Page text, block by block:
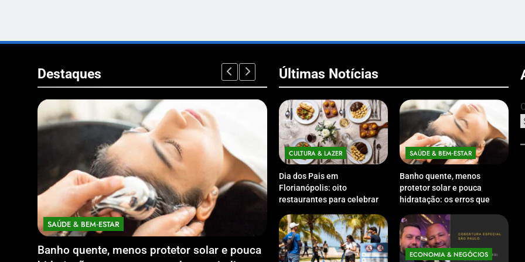
Destaques
SAÚDE & BEM‑ESTAR
Banho quente, menos protetor solar e pouca
ECONOMIA & NEGÓCIOS
Expansão da Micromobilidade Elétrica
Últimas Notícias
CULTURA & LAZER
Dia dos Pais em
Florianópolis: oito
restaurantes para celebrar a
SAÚDE & BEM‑ESTAR
Banho quente, menos
protetor solar e pouca
hidratação: os erros que
couro cabeludo no inverno
ECONOMIA & NEGÓCIOS